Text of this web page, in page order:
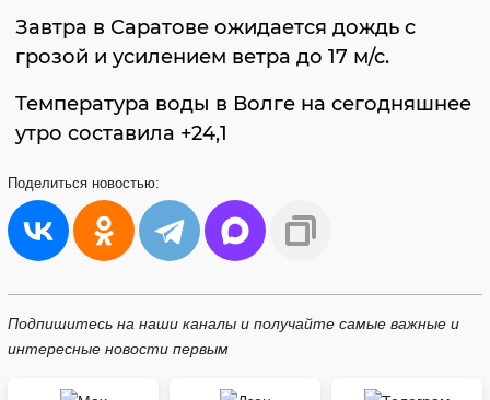
Завтра в Саратове ожидается дождь с
грозой и усилением ветра до 17 м/с.
Температура воды в Волге на сегодняшнее
утро составила +24,1
Поделиться новостью:
Подпишитесь на наши каналы и получайте самые важные и
интересные новости первым